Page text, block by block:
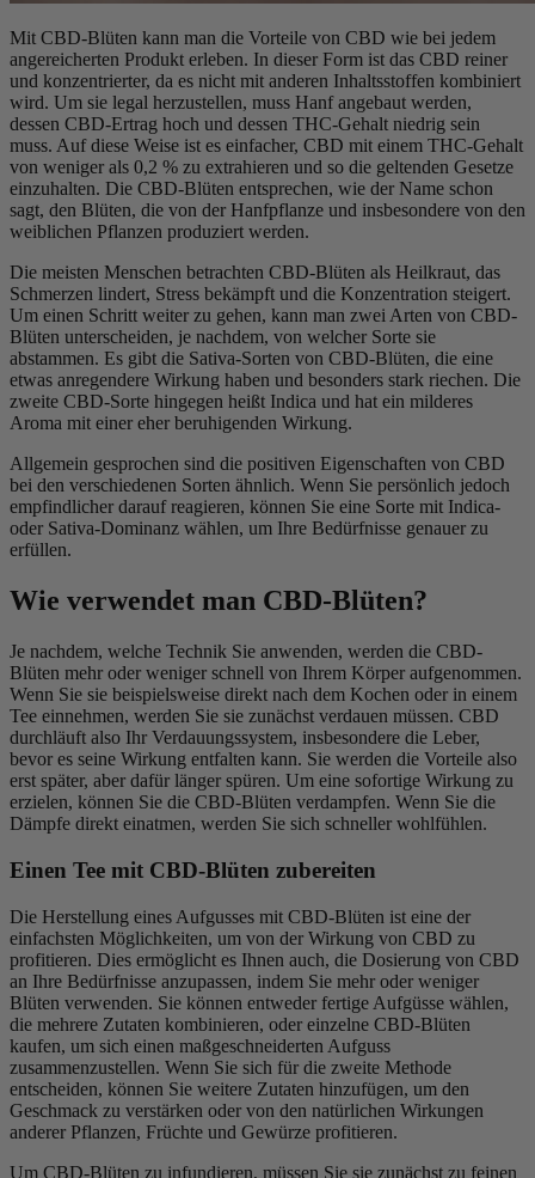
Mit CBD-Blüten kann man die Vorteile von CBD wie bei jedem
angereicherten Produkt erleben. In dieser Form ist das CBD reiner
und konzentrierter, da es nicht mit anderen Inhaltsstoffen kombiniert
wird. Um sie legal herzustellen, muss Hanf angebaut werden,
dessen CBD-Ertrag hoch und dessen THC-Gehalt niedrig sein
muss. Auf diese Weise ist es einfacher, CBD mit einem THC-Gehalt
von weniger als 0,2 % zu extrahieren und so die geltenden Gesetze
einzuhalten. Die CBD-Blüten entsprechen, wie der Name schon
sagt, den Blüten, die von der Hanfpflanze und insbesondere von den
weiblichen Pflanzen produziert werden.
Die meisten Menschen betrachten CBD-Blüten als Heilkraut, das
Schmerzen lindert, Stress bekämpft und die Konzentration steigert.
Um einen Schritt weiter zu gehen, kann man zwei Arten von CBD-
Blüten unterscheiden, je nachdem, von welcher Sorte sie
abstammen. Es gibt die Sativa-Sorten von CBD-Blüten, die eine
etwas anregendere Wirkung haben und besonders stark riechen. Die
zweite CBD-Sorte hingegen heißt Indica und hat ein milderes
Aroma mit einer eher beruhigenden Wirkung.
Allgemein gesprochen sind die positiven Eigenschaften von CBD
bei den verschiedenen Sorten ähnlich. Wenn Sie persönlich jedoch
empfindlicher darauf reagieren, können Sie eine Sorte mit Indica-
oder Sativa-Dominanz wählen, um Ihre Bedürfnisse genauer zu
erfüllen.
Wie verwendet man CBD-Blüten?
Je nachdem, welche Technik Sie anwenden, werden die CBD-
Blüten mehr oder weniger schnell von Ihrem Körper aufgenommen.
Wenn Sie sie beispielsweise direkt nach dem Kochen oder in einem
Tee einnehmen, werden Sie sie zunächst verdauen müssen. CBD
durchläuft also Ihr Verdauungssystem, insbesondere die Leber,
bevor es seine Wirkung entfalten kann. Sie werden die Vorteile also
erst später, aber dafür länger spüren. Um eine sofortige Wirkung zu
erzielen, können Sie die CBD-Blüten verdampfen. Wenn Sie die
Dämpfe direkt einatmen, werden Sie sich schneller wohlfühlen.
Einen Tee mit CBD-Blüten zubereiten
Die Herstellung eines Aufgusses mit CBD-Blüten ist eine der
einfachsten Möglichkeiten, um von der Wirkung von CBD zu
profitieren. Dies ermöglicht es Ihnen auch, die Dosierung von CBD
an Ihre Bedürfnisse anzupassen, indem Sie mehr oder weniger
Blüten verwenden. Sie können entweder fertige Aufgüsse wählen,
die mehrere Zutaten kombinieren, oder einzelne CBD-Blüten
kaufen, um sich einen maßgeschneiderten Aufguss
zusammenzustellen. Wenn Sie sich für die zweite Methode
entscheiden, können Sie weitere Zutaten hinzufügen, um den
Geschmack zu verstärken oder von den natürlichen Wirkungen
anderer Pflanzen, Früchte und Gewürze profitieren.
Um CBD-Blüten zu infundieren, müssen Sie sie zunächst zu feinen